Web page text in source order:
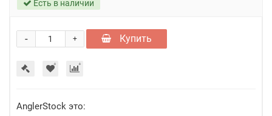
Есть в наличии
+
- Купить
AnglerStock это: